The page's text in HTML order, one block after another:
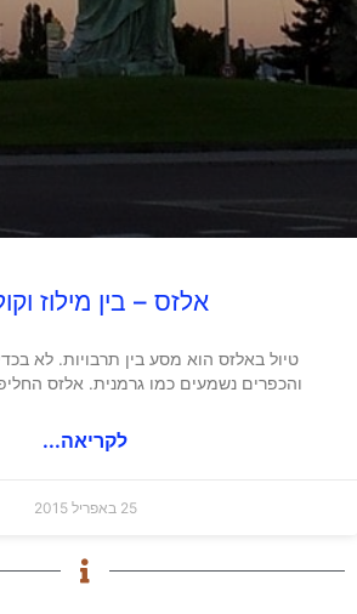
אלזס – בין מילוז
טיול באלזס הוא מסע בין תרבויות. לא
והכפרים נשמעים כמו גרמנית. אלזס
לקריאה...
25 באפריל 2015